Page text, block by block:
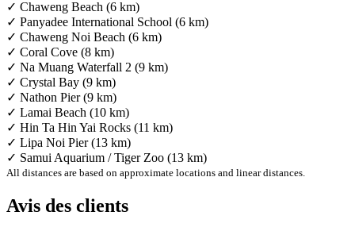
✓ Chaweng Beach (6 km)
✓ Panyadee International School (6 km)
✓ Chaweng Noi Beach (6 km)
✓ Coral Cove (8 km)
✓ Na Muang Waterfall 2 (9 km)
✓ Crystal Bay (9 km)
✓ Nathon Pier (9 km)
✓ Lamai Beach (10 km)
✓ Hin Ta Hin Yai Rocks (11 km)
✓ Lipa Noi Pier (13 km)
✓ Samui Aquarium / Tiger Zoo (13 km)
All distances are based on approximate locations and linear distances.
Avis des clients